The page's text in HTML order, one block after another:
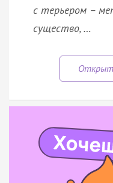
с терьером –
существо, …